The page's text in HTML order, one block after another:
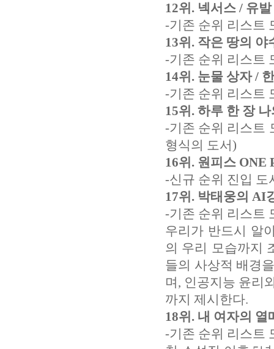
12위. 넥서스 / 유
-기존 순위 리스트
13위. 작은 땅의 야
-기존 순위 리스트
14위. 눈물 상자 /
-기존 순위 리스트
15위. 하루 한 장
-기존 순위 리스트
형식의 도서)
16위. 원피스 ONE
-신규 순위 진입 도
17위. 박태웅의 AI
-기존 순위 리스트
우리가 반드시 알
의 우리 모습까지
들의 사상적 배경
며, 인공지능 윤리
까지 제시한다.
18위. 내 여자의 열
-기존 순위 리스트